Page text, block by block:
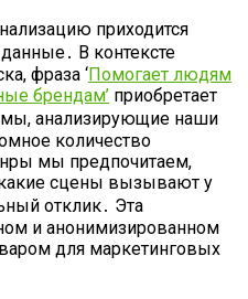
приходится
В контексте
фраза ‘Помогает людям
брендам’ приобретает
анализирующие наши
количество
мы предпочитаем,
какие сцены вызывают у
отклик․ Эта
и анонимизированном
для маркетинговых